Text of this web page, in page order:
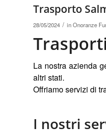
Trasporto
28/05/2024 / inOnoranze
La nostra azienda
altri stati.
Offriamo servizi di
I nostri